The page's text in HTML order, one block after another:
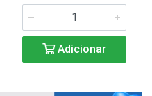
Adicionar